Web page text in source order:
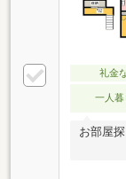
礼金
一人暮
お部屋